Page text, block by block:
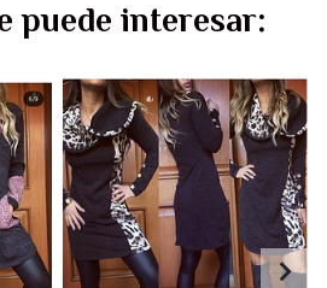
puede interesar: